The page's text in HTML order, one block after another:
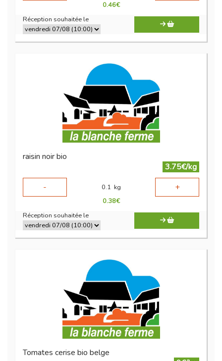
0.46€
Réception souhaitée le
raisin noir bio
3.75€/kg
-
0.1 kg +
0.38€
Réception souhaitée le
Tomates cerise bio belge